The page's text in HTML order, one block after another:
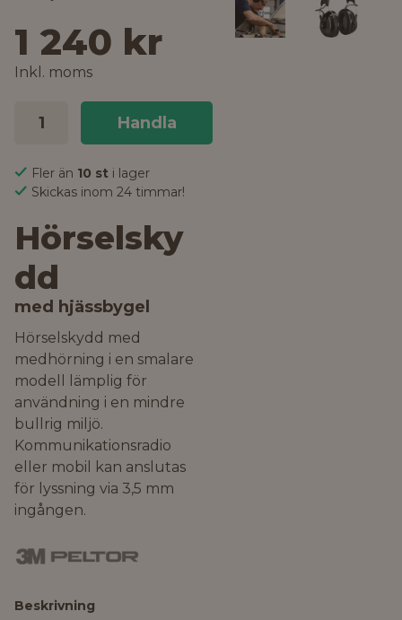
1 240 kr
Inkl. moms
Handla
Fler än 10 st i lager
Skickas inom 24 timmar!
Hörselsky
dd
med hjässbygel
Hörselskydd med
medhörning i en smalare
modell lämplig för
användning i en mindre
bullrig miljö.
Kommunikationsradio
eller mobil kan anslutas
för lyssning via 3,5 mm
ingången.
Beskrivning